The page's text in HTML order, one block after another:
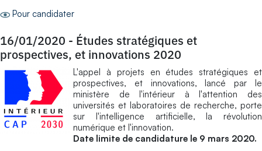
Pour candidater
16/01/2020 - Études stratégiques et
prospectives, et innovations 2020
L'appel à projets en études stratégiques et
prospectives, et innovations, lancé par le
ministère de l'intérieur à l'attention des
universités et laboratoires de recherche, porte
sur l'intelligence artificielle, la révolution
numérique et l'innovation.
Date limite de candidature le 9 mars 2020.